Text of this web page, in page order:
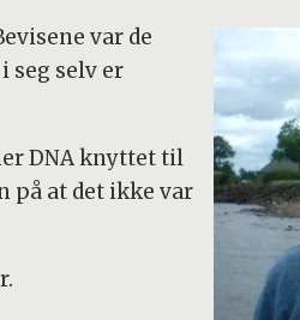
var de
seg selv er
DNA knyttet til
på at det ikke var